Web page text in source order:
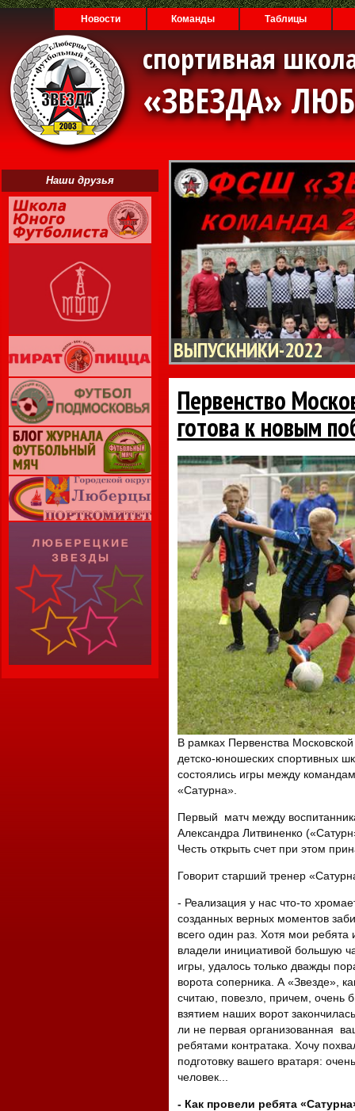
Новости Команды Таблицы
спортивная
«ЗВЕЗДА»
Наши друзья
ВЫПУСКНИКИ-2022
Первенство
готова к новым
В рамках Первенства
детско-юношеских спортивных
состоялись игры между
«Сатурна».
Первый матч между
Александра Литвиненко
Честь открыть счет при этом
Говорит старший тренер
- Реализация у нас что-то
созданных верных моментов
всего один раз. Хотя мои ребята
владели инициативой большую
игры, удалось только дважды
ворота соперника. А «Звезде»,
считаю, повезло, причем, очень
взятием наших ворот
ли не первая организованная
ребятами контратака. Хочу
подготовку вашего вратаря:
человек...
- Как провели ребята